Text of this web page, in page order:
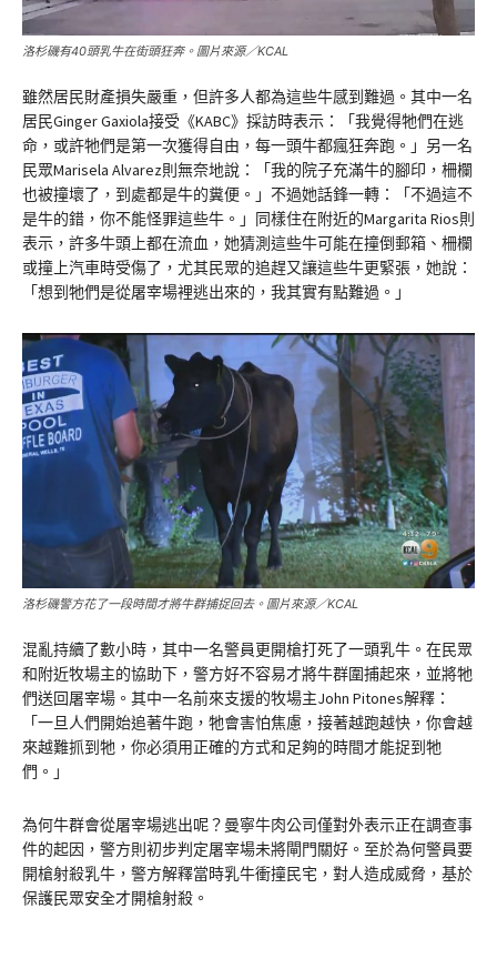
洛杉磯有40頭乳牛在街頭狂奔。圖片來源／KCAL
雖然居民財產損失嚴重，但許多人都為這些牛感到難過。其中一名
居民Ginger Gaxiola接受《KABC》採訪時表示：「我覺得牠們在逃
命，或許牠們是第一次獲得自由，每一頭牛都瘋狂奔跑。」另一名
民眾Marisela Alvarez則無奈地說：「我的院子充滿牛的腳印，柵欄
也被撞壞了，到處都是牛的糞便。」不過她話鋒一轉：「不過這不
是牛的錯，你不能怪罪這些牛。」同樣住在附近的Margarita Rios則
表示，許多牛頭上都在流血，她猜測這些牛可能在撞倒郵箱、柵欄
或撞上汽車時受傷了，尤其民眾的追趕又讓這些牛更緊張，她說：
「想到牠們是從屠宰場裡逃出來的，我其實有點難過。」
洛杉磯警方花了一段時間才將牛群捕捉回去。圖片來源／KCAL
混亂持續了數小時，其中一名警員更開槍打死了一頭乳牛。在民眾
和附近牧場主的協助下，警方好不容易才將牛群圍捕起來，並將牠
們送回屠宰場。其中一名前來支援的牧場主John Pitones解釋：
「一旦人們開始追著牛跑，牠會害怕焦慮，接著越跑越快，你會越
來越難抓到牠，你必須用正確的方式和足夠的時間才能捉到牠
們。」
為何牛群會從屠宰場逃出呢？曼寧牛肉公司僅對外表示正在調查事
件的起因，警方則初步判定屠宰場未將閘門關好。至於為何警員要
開槍射殺乳牛，警方解釋當時乳牛衝撞民宅，對人造成威脅，基於
保護民眾安全才開槍射殺。